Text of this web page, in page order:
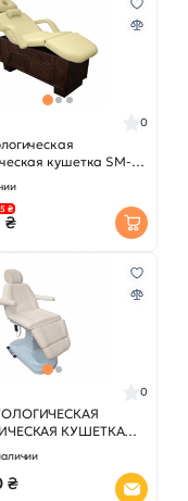
SM-26
0
₴
₴
КУШЕТКА
0
₴